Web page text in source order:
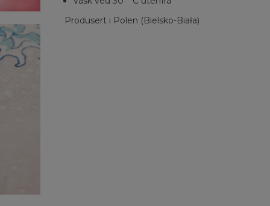
Produsert i Polen (Bielsko-Biała)